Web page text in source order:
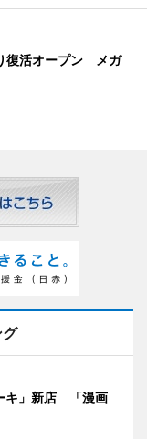
復活オープン メガ
キ」新店 「漫画